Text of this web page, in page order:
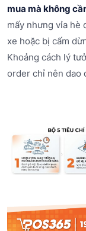
mua mà không
mấy nhưng vỉa hè
xe hoặc bị cấm
Khoảng cách lý
order chỉ nên dao